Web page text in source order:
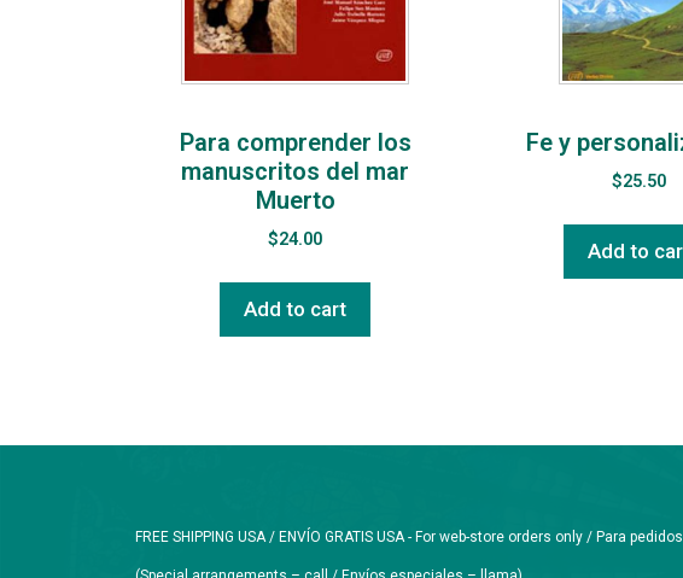
Para comprender los
manuscritos del mar
Muerto
$24.00
Add to cart
Fe y
$25.50
Add to
FREE SHIPPING USA / ENVÍO GRATIS USA - For web-store orders only / Para